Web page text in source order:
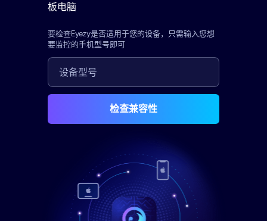
板电脑
要检查Eyezy是否适用于您的设备，只需输入您想
要监控的手机型号即可
检查兼容性